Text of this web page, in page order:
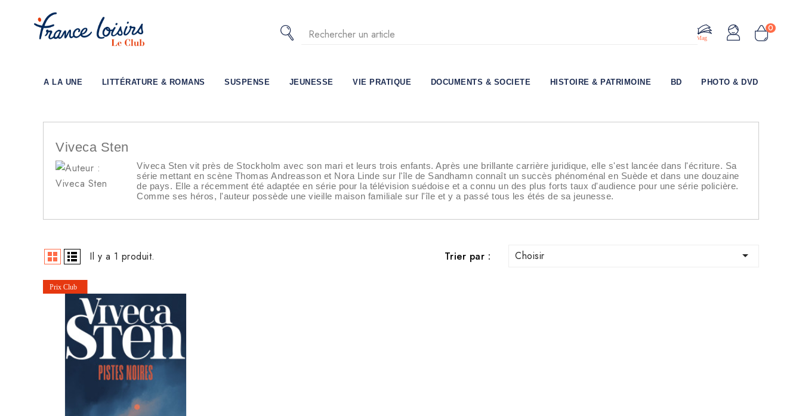
0
Le Mag
A LA UNE LITTÉRATURE & ROMANS SUSPENSE JEUNESSE VIE PRATIQUE DOCUMENTS & SOCIETE HISTOIRE & PATRIMOINE BD PHOTO & DVD
Viveca Sten
Viveca Sten vit près de Stockholm avec son mari et leurs trois enfants. Après une brillante carrière juridique, elle s'est lancée dans l'écriture. Sa
série mettant en scène Thomas Andreasson et Nora Linde sur l'île de Sandhamn connaît un succès phénoménal en Suède et dans une douzaine
de pays. Elle a récemment été adaptée en série pour la télévision suédoise et a connu un des plus forts taux d'audience pour une série policière.
Comme ses héros, l'auteur possède une vieille maison familiale sur l'île et y a passé tous les étés de sa jeunesse.
Il y a 1 produit. Trier par : Choisir 